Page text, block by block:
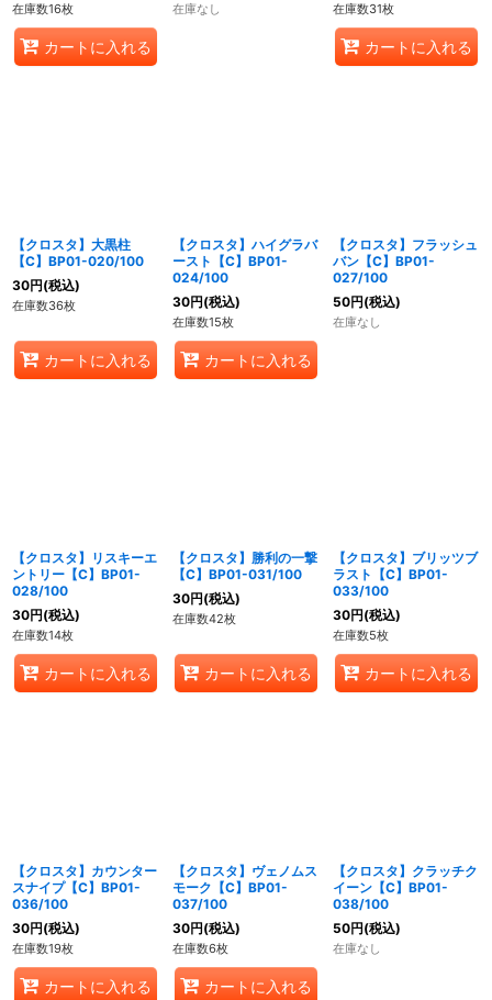
在庫数16枚
カートに入れる
在庫なし 在庫数31枚
カートに入れる
【クロスタ】大黒柱
【C】BP01-020/100
30円(税込)
在庫数36枚
カートに入れる
【クロスタ】ハイグラバ
ースト【C】BP01-
024/100
30円(税込)
在庫数15枚
カートに入れる
【クロスタ】フラッシュ
バン【C】BP01-
027/100
50円(税込)
在庫なし
【クロスタ】リスキーエ
ントリー【C】BP01-
028/100
30円(税込)
在庫数14枚
カートに入れる
【クロスタ】勝利の一撃
【C】BP01-031/100
30円(税込)
在庫数42枚
カートに入れる
【クロスタ】ブリッツブ
ラスト【C】BP01-
033/100
30円(税込)
在庫数5枚
カートに入れる
【クロスタ】カウンター
スナイプ【C】BP01-
036/100
30円(税込)
在庫数19枚
カートに入れる
【クロスタ】ヴェノムス
モーク【C】BP01-
037/100
30円(税込)
在庫数6枚
カートに入れる
【クロスタ】クラッチク
イーン【C】BP01-
038/100
50円(税込)
在庫なし